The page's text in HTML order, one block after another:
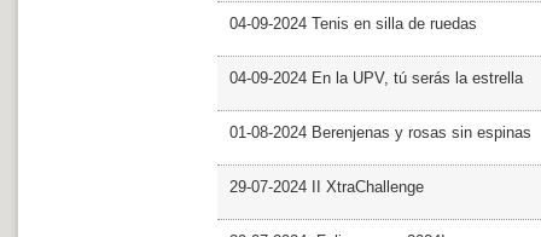
04-09-2024 Tenis en silla de ruedas
04-09-2024 En la UPV, tú serás la estrella
01-08-2024 Berenjenas y rosas sin espinas
29-07-2024 II XtraChallenge